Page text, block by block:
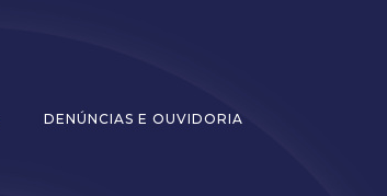
DENÚNCIAS E OUVIDORIA